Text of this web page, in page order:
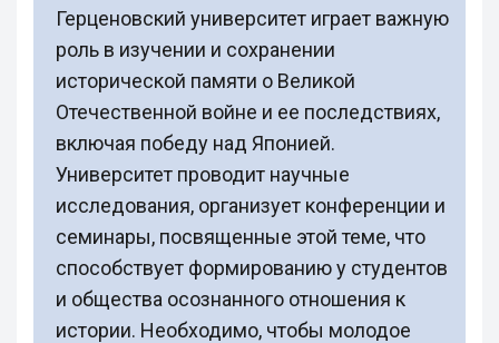
Герценовский университет играет важную
роль в изучении и сохранении
исторической памяти о Великой
Отечественной войне и ее последствиях,
включая победу над Японией.
Университет проводит научные
исследования, организует конференции и
семинары, посвященные этой теме, что
способствует формированию у студентов
и общества осознанного отношения к
истории. Необходимо, чтобы молодое